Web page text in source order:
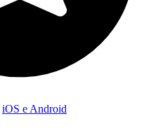
iOS e Android